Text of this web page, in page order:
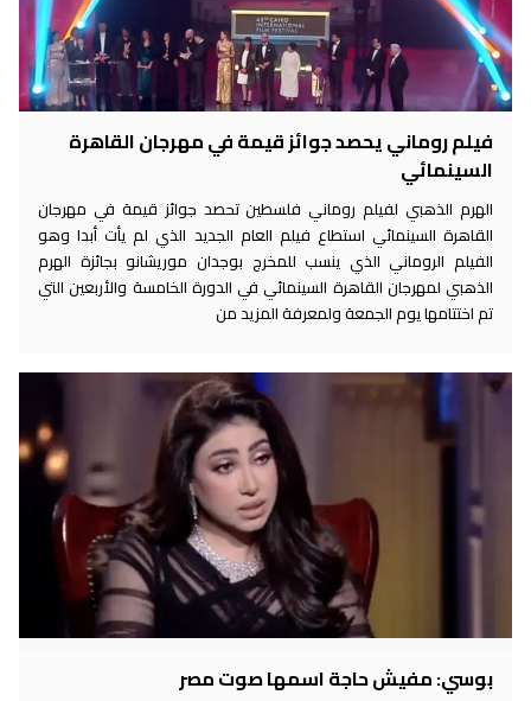
فيلم روماني يحصد جوائز قيمة في مهرجان القاهرة
السينمائي
الهرم الذهبي لفيلم روماني فلسطين تحصد جوائز قيمة في مهرجان
القاهرة السينمائي استطاع فيلم العام الجديد الذي لم يأت أبدا وهو
الفيلم الروماني الذي ينسب للمخرج بوجدان موريشانو بجائزة الهرم
الذهبي لمهرجان القاهرة السينمائي في الدورة الخامسة والأربعين التي
تم اختتامها يوم الجمعة ولمعرفة المزيد من
بوسي: مفيش حاجة اسمها صوت مصر